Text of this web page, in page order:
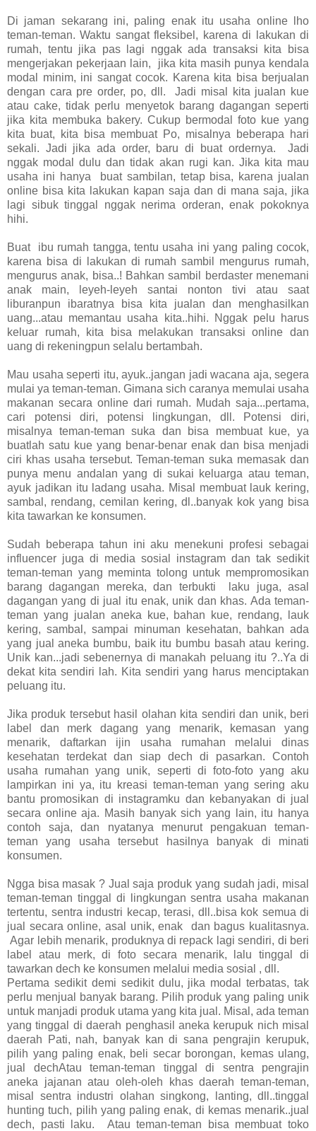
Di jaman sekarang ini, paling enak itu usaha online lho
teman-teman. Waktu sangat fleksibel, karena di lakukan di
rumah, tentu jika pas lagi nggak ada transaksi kita bisa
mengerjakan pekerjaan lain,
jika kita masih punya kendala
modal minim, ini sangat cocok. Karena kita bisa berjualan
dengan cara pre order, po, dll.
Jadi misal kita jualan kue
atau cake, tidak perlu menyetok barang dagangan seperti
jika kita membuka bakery. Cukup bermodal foto kue yang
kita buat, kita bisa membuat Po, misalnya beberapa hari
sekali. Jadi jika ada order, baru di buat ordernya.
Jadi
nggak modal dulu dan tidak akan rugi kan. Jika kita mau
usaha ini hanya
buat sambilan, tetap bisa, karena jualan
online bisa kita lakukan kapan saja dan di mana saja, jika
lagi sibuk tinggal nggak nerima orderan, enak pokoknya
hihi.
Buat
ibu rumah tangga, tentu usaha ini yang paling cocok,
karena bisa di lakukan di rumah sambil mengurus rumah,
mengurus anak, bisa..! Bahkan sambil berdaster menemani
anak main, leyeh-leyeh santai nonton tivi atau saat
liburanpun ibaratnya bisa kita jualan dan menghasilkan
uang...atau memantau usaha kita..hihi. Nggak pelu harus
keluar rumah, kita bisa melakukan transaksi online dan
uang di rekeningpun selalu bertambah.
Mau usaha seperti itu, ayuk..jangan jadi wacana aja, segera
mulai ya teman-teman. Gimana sich caranya memulai usaha
makanan secara online dari rumah. Mudah saja...pertama,
cari potensi diri, potensi lingkungan, dll. Potensi diri,
misalnya teman-teman suka dan bisa membuat kue, ya
buatlah satu kue yang benar-benar enak dan bisa menjadi
ciri khas usaha tersebut. Teman-teman suka memasak dan
punya menu andalan yang di sukai keluarga atau teman,
ayuk jadikan itu ladang usaha. Misal membuat lauk kering,
sambal, rendang, cemilan kering, dl..banyak kok yang bisa
kita tawarkan ke konsumen.
Sudah beberapa tahun ini aku menekuni profesi sebagai
influencer juga di media sosial instagram dan tak sedikit
teman-teman yang meminta tolong untuk mempromosikan
barang dagangan mereka, dan terbukti
laku juga, asal
dagangan yang di jual itu enak, unik dan khas. Ada teman-
teman yang jualan aneka kue, bahan kue, rendang, lauk
kering, sambal, sampai minuman kesehatan, bahkan ada
yang jual aneka bumbu, baik itu bumbu basah atau kering.
Unik kan...jadi sebenernya di manakah peluang itu ?..Ya di
dekat kita sendiri lah. Kita sendiri yang harus menciptakan
peluang itu.
Jika produk tersebut hasil olahan kita sendiri dan unik, beri
label dan merk dagang yang menarik, kemasan yang
menarik, daftarkan ijin usaha rumahan melalui dinas
kesehatan terdekat dan siap dech di pasarkan. Contoh
usaha rumahan yang unik, seperti di foto-foto yang aku
lampirkan ini ya, itu kreasi teman-teman yang sering aku
bantu promosikan di instagramku dan kebanyakan di jual
secara online aja. Masih banyak sich yang lain, itu hanya
contoh saja, dan nyatanya menurut pengakuan teman-
teman yang usaha tersebut hasilnya banyak di minati
konsumen.
Ngga bisa masak ? Jual saja produk yang sudah jadi, misal
teman-teman tinggal di lingkungan sentra usaha makanan
tertentu, sentra industri kecap, terasi, dll..bisa kok semua di
jual secara online, asal unik, enak
dan bagus kualitasnya.
Agar lebih menarik, produknya di repack lagi sendiri, di beri
label atau merk, di foto secara menarik, lalu tinggal di
tawarkan dech ke konsumen melalui media sosial , dll.
Pertama sedikit demi sedikit dulu, jika modal terbatas, tak
perlu menjual banyak barang. Pilih produk yang paling unik
untuk manjadi produk utama yang kita jual. Misal, ada teman
yang tinggal di daerah penghasil aneka kerupuk nich misal
daerah Pati, nah, banyak kan di sana pengrajin kerupuk,
pilih yang paling enak, beli secar borongan, kemas ulang,
jual dechAtau teman-teman tinggal di sentra pengrajin
aneka jajanan atau oleh-oleh khas daerah teman-teman,
misal sentra industri olahan singkong, lanting, dll..tinggal
hunting tuch, pilih yang paling enak, di kemas menarik..jual
dech, pasti laku.
Atau teman-teman bisa membuat toko